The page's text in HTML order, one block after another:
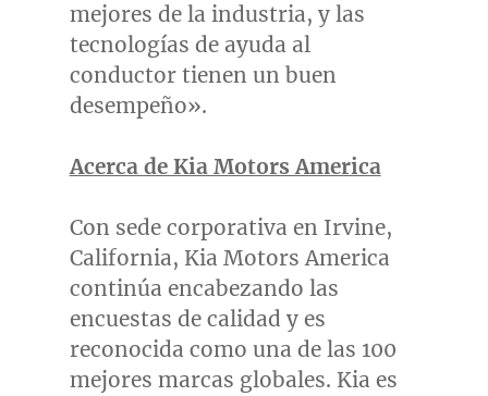
mejores de la industria, y las
tecnologías de ayuda al
conductor tienen un buen
desempeño».
Acerca de Kia Motors America
Con sede corporativa en Irvine,
California, Kia Motors America
continúa encabezando las
encuestas de calidad y es
reconocida como una de las 100
mejores marcas globales. Kia es